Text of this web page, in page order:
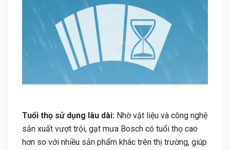
Tuổi thọ sử dụng lâu dài: Nhờ vật liệu và công nghệ
sản xuất vượt trội, gạt mưa Bosch có tuổi thọ cao
hơn so với nhiều sản phẩm khác trên thị trường, giúp